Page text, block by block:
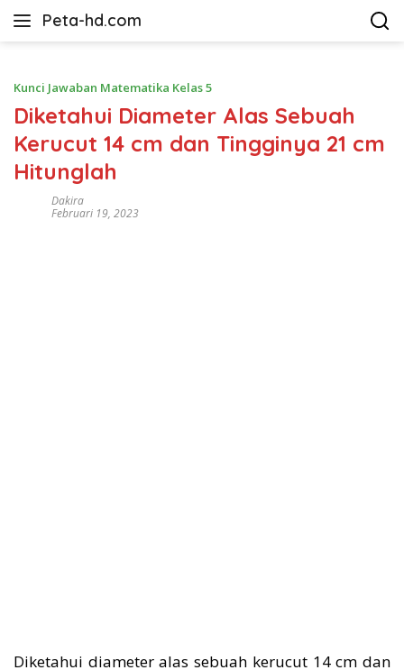
Peta-hd.com
Kumpulan
HD
Kunci Jawaban Matematika Kelas 5
Diketahui Diameter Alas Sebuah
Kerucut 14 cm dan Tingginya 21 cm
Hitunglah
Dakira
Februari 19, 2023
Diketahui diameter alas sebuah kerucut 14 cm dan